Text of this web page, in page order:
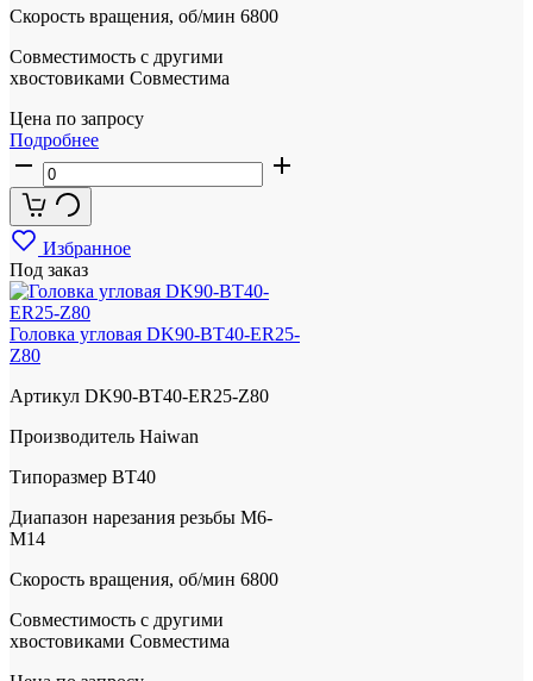
Скорость вращения, об/мин 6800
Совместимость с другими
хвостовиками Совместима
Цена по запросу
Подробнее
Избранное
Под заказ
Головка угловая DK90-BT40-ER25-
Z80
Артикул DK90-BT40-ER25-Z80
Производитель Haiwan
Типоразмер BT40
Диапазон нарезания резьбы М6-
М14
Скорость вращения, об/мин 6800
Совместимость с другими
хвостовиками Совместима